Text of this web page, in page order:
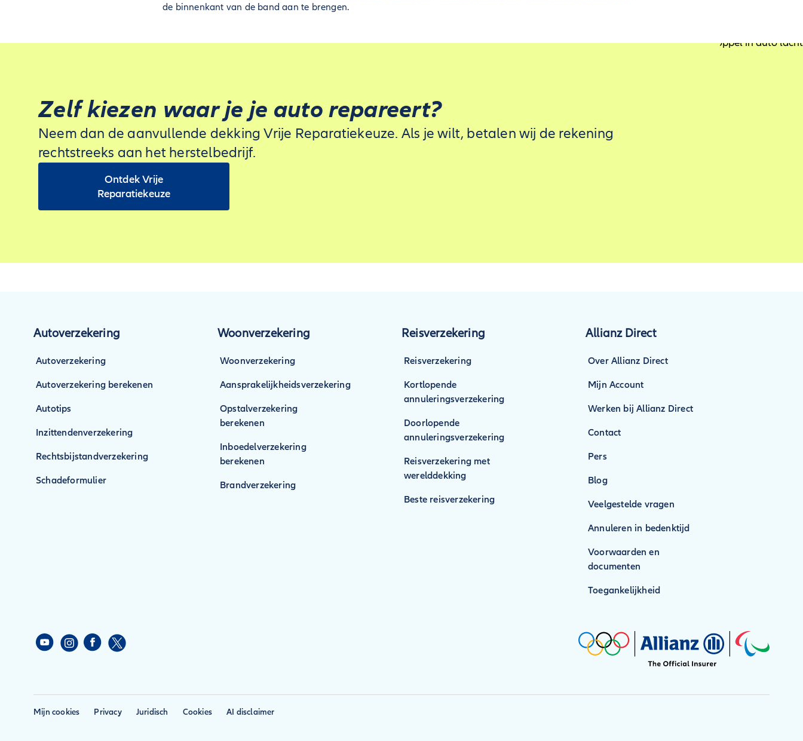
de binnenkant van de band aan te brengen.
Zelf kiezen waar je je auto repareert?
Neem dan de aanvullende dekking Vrije Reparatiekeuze. Als je wilt, betalen wij de rekening
rechtstreeks aan het herstelbedrijf.
Ontdek Vrije
Reparatiekeuze
Autoverzekering
Autoverzekering
Autoverzekering berekenen
Autotips
Inzittendenverzekering
Rechtsbijstandverzekering
Schadeformulier
Woonverzekering
Woonverzekering
Aansprakelijkheidsverzekering
Opstalverzekering
berekenen
Inboedelverzekering
berekenen
Brandverzekering
Reisverzekering
Reisverzekering
Kortlopende
annuleringsverzekering
Doorlopende
annuleringsverzekering
Reisverzekering met
werelddekking
Beste reisverzekering
Allianz Direct
Over Allianz Direct
Mijn Account
Werken bij Allianz Direct
Contact
Pers
Blog
Veelgestelde vragen
Annuleren in bedenktijd
Voorwaarden en
documenten
Toegankelijkheid
Mijn cookies Privacy Juridisch Cookies AI disclaimer